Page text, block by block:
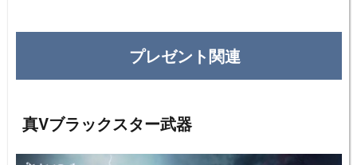
プレゼント関連
真Vブラックスター武器